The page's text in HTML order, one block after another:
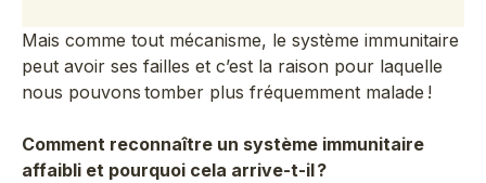
Mais comme tout mécanisme, le système immunitaire
peut avoir ses failles et c’est la raison pour laquelle
nous pouvons tomber plus fréquemment malade !
Comment reconnaître un système immunitaire
affaibli et pourquoi cela arrive-t-il ?